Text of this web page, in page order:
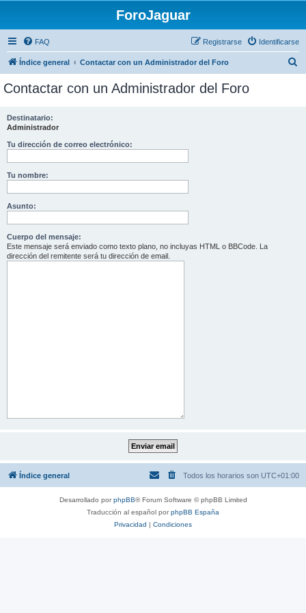
ForoJaguar
FAQ Identificarse
Registrarse
Índice general Contactar con un Administrador del Foro
Contactar con un Administrador del Foro
Destinatario:
Administrador
Tu dirección de correo electrónico:
Tu nombre:
Asunto:
Cuerpo del mensaje:
Este mensaje será enviado como texto plano, no incluyas HTML o BBCode. La
dirección del remitente será tu dirección de email.
Índice general Todos los horarios son UTC+01:00
Desarrollado porphpBB® Forum Software © phpBB Limited
Traducción al español porphpBB España
Privacidad | Condiciones